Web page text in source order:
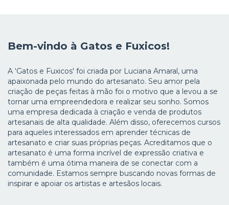
Bem-vindo à Gatos e Fuxicos!
A ‘Gatos e Fuxicos' foi criada por Luciana Amaral, uma
apaixonada pelo mundo do artesanato. Seu amor pela
criação de peças feitas à mão foi o motivo que a levou a se
tornar uma empreendedora e realizar seu sonho. Somos
uma empresa dedicada à criação e venda de produtos
artesanais de alta qualidade. Além disso, oferecemos cursos
para aqueles interessados em aprender técnicas de
artesanato e criar suas próprias peças. Acreditamos que o
artesanato é uma forma incrível de expressão criativa e
também é uma ótima maneira de se conectar com a
comunidade. Estamos sempre buscando novas formas de
inspirar e apoiar os artistas e artesãos locais.